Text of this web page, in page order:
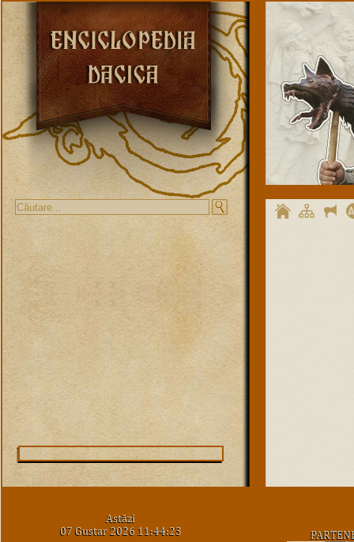
Astăzi
07 Gustar 2026 11:44:23